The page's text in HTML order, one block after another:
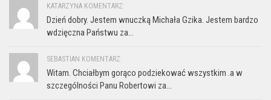
KATARZYNA KOMENTARZ:
Dzień dobry. Jestem wnuczką Michała Gzika. Jestem bardzo
wdzięczna Państwu za...
SEBASTIAN KOMENTARZ:
Witam. Chciałbym gorąco podziekować wszystkim .a w
szczególności Panu Robertowi za...